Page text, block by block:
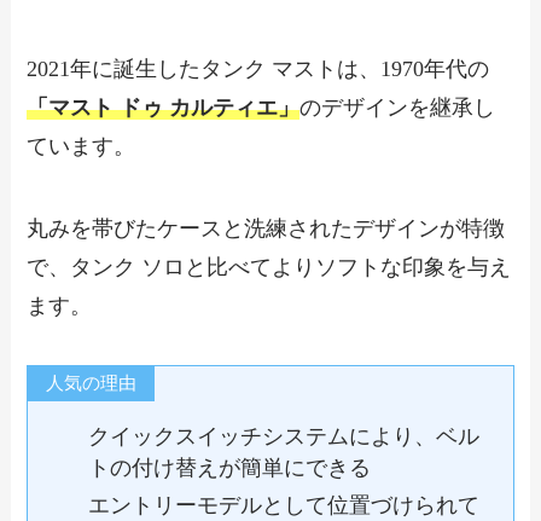
2021年に誕生したタンク マストは、1970年代の
「マスト ドゥ カルティエ」のデザインを継承し
ています。
丸みを帯びたケースと洗練されたデザインが特徴
で、タンク ソロと比べてよりソフトな印象を与え
ます。
人気の理由
クイックスイッチシステムにより、ベル
トの付け替えが簡単にできる
エントリーモデルとして位置づけられて